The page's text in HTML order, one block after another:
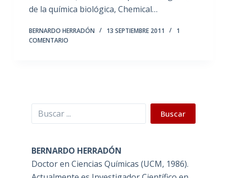
de la química biológica, Chemical…
BERNARDO HERRADÓN 13 SEPTIEMBRE 2011
1
COMENTARIO
Buscar Buscar
BERNARDO HERRADÓN
Doctor en Ciencias Químicas (UCM, 1986).